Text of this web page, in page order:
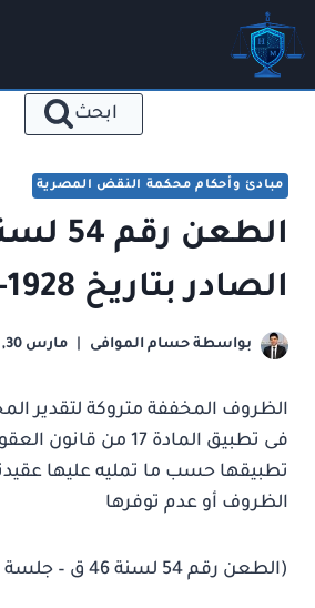
التجاوز
إلى
المحتوى
ابحث
مبادئ وأحكام محكمة النقض المصرية
الصادر بتاريخ 1928-12-06
بواسطة حسام الموافى مارس 30, 2023
الظروف المخففة متروكة لتقدير
فى تطبيق المادة 17 من
تطبيقها حسب ما تمليه عليها
الظروف أو عدم توفرها
(الطعن رقم 54 لسنة 46 ق – جلسة 1928/12/06)